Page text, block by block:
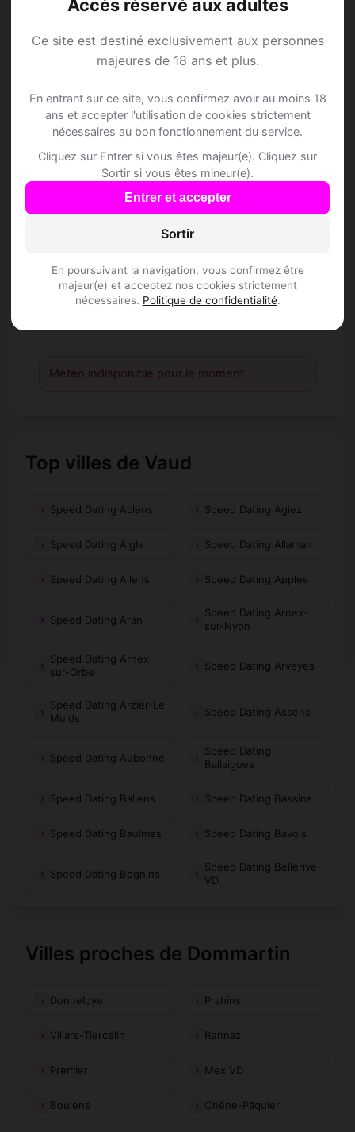
Accès réservé aux adultes
Ce site est destiné exclusivement aux personnes
majeures de 18 ans et plus.
En entrant sur ce site, vous confirmez avoir au moins 18
ans et accepter l'utilisation de cookies strictement
nécessaires au bon fonctionnement du service.
Cliquez sur Entrer si vous êtes majeur(e). Cliquez sur
Sortir si vous êtes mineur(e).
Entrer et accepter
Sortir
En poursuivant la navigation, vous confirmez être
majeur(e) et acceptez nos cookies strictement
nécessaires. Politique de confidentialité.
Questions fréquentes
Comment trouver Speed Dating à
Dommartin ?
L'inscription est-elle gratuite ?
Combien de membres Speed Dating sont
inscrits à Dommartin ?
Les profils sont-ils vérifiés ?
Météo
Météo indisponible pour le moment.
Top villes de Vaud
Speed Dating Aclens Speed Dating Agiez
Speed Dating Aigle Speed Dating Allaman
Speed Dating Allens Speed Dating Apples
Speed Dating Aran
Speed Dating Arnex-
sur-Nyon
Speed Dating Arnex-
sur-Orbe
Speed Dating Arveyes
Speed Dating Arzier-Le
Muids
Speed Dating Assens
Speed Dating Aubonne
Speed Dating
Ballaigues
Speed Dating Ballens Speed Dating Bassins
Speed Dating Baulmes Speed Dating Bavois
Speed Dating Begnins
Speed Dating Bellerive
VD
Villes proches de Dommartin
Donneloye Prahins
Villars-Tiercelin Rennaz
Premier Mex VD
Boulens Chêne-Pâquier